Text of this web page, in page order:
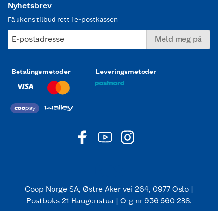
Nyhetsbrev
Få ukens tilbud rett i e-postkassen
E-postadresse Meld meg på
Betalingsmetoder Leveringsmetoder
Coop Norge SA, Østre Aker vei 264, 0977 Oslo |
Postboks 21 Haugenstua | Org nr 936 560 288.